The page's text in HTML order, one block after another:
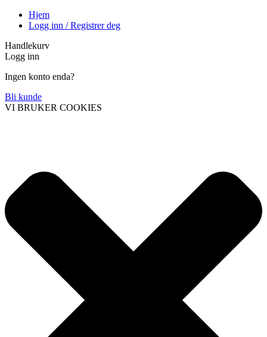
Hjem
Logg inn / Registrer deg
Handlekurv
Logg inn
Ingen konto enda?
Bli kunde
VI BRUKER COOKIES